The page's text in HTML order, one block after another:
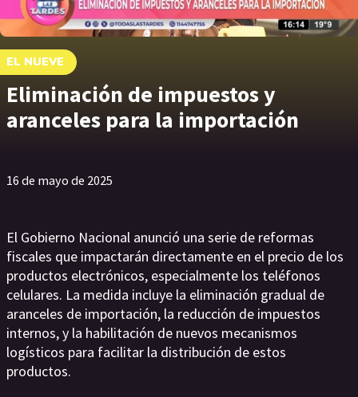
EL NUEVE
Eliminación de impuestos y
aranceles para la importación
16 de mayo de 2025
El Gobierno Nacional anunció una serie de reformas
fiscales que impactarán directamente en el precio de los
productos electrónicos, especialmente los teléfonos
celulares. La medida incluye la eliminación gradual de
aranceles de importación, la reducción de impuestos
internos, y la habilitación de nuevos mecanismos
logísticos para facilitar la distribución de estos
productos.